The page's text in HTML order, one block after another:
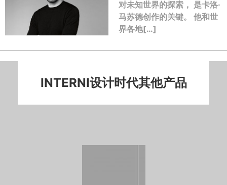
对未知世界的探索， 是卡洛·
马苏德创作的关键。 他和世
界各地[…]
INTERNI设计时代其他产品